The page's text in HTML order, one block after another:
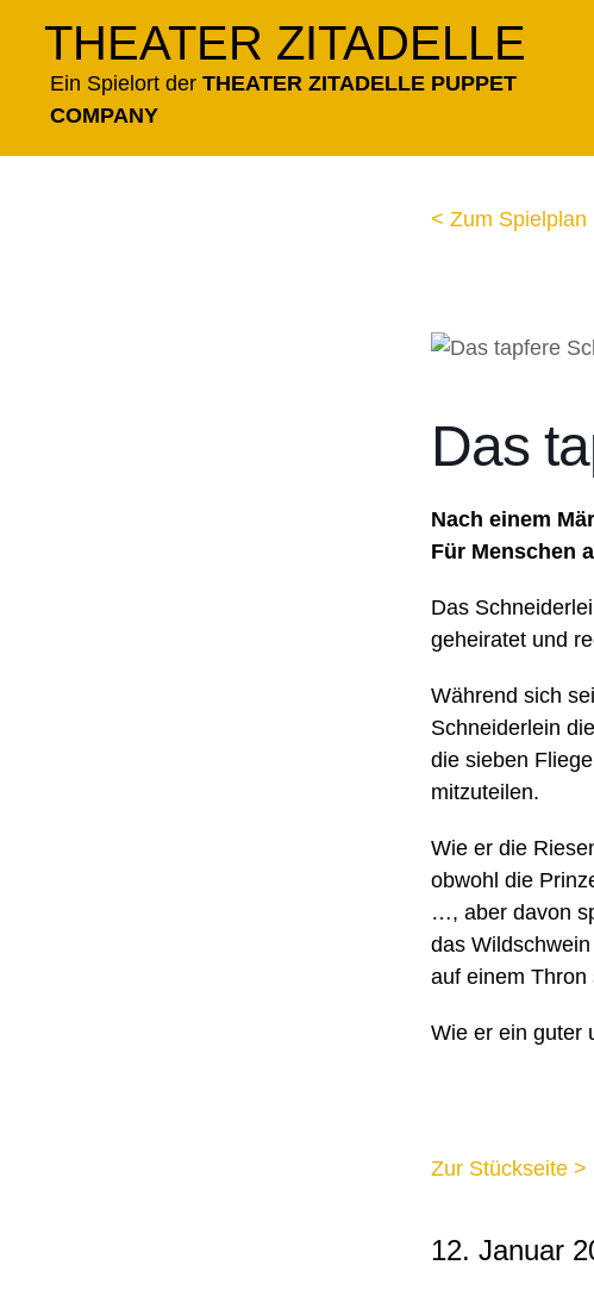
springen
THEATER ZITADELLE
Ein Spielort der THEATER ZITADELLE PUPPET
COMPANY
< Zum Spielplan
Das
Nach einem
Für Menschen
Das
geheiratet und
Während sich
Schneiderlein
die sieben
mitzuteilen.
Wie er die
obwohl die
…, aber davon
das
auf einem Thron
Wie er ein guter
Zur Stückseite >
12. Januar